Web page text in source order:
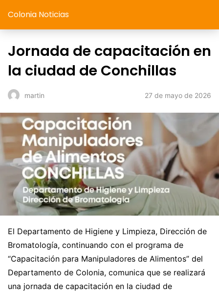
Colonia Noticias
Jornada de capacitación en
la ciudad de Conchillas
martin 27 de mayo de 2026
El Departamento de Higiene y Limpieza, Dirección de
Bromatología, continuando con el programa de
“Capacitación para Manipuladores de Alimentos” del
Departamento de Colonia, comunica que se realizará
una jornada de capacitación en la ciudad de